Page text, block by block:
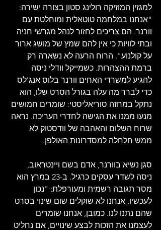
למגזין המוזיקה רולינג סטון בצורה ישירה:
"אנחנו במלחמה טוטאלית ומוחלטת עם
וורנר. הם צריכים לחזור לנהל מגרשי חניה
ובתי לוויות כי אין להם שמץ של מושג ארור
על קולנוע". הרוח הרעה לא נשארה רק
ברמת ההצהרות. כשמייקל וודלי ניסה
להגיע למשרדי האחים וורנר בלוס אנג'לס
כדי לברר מה עלה בגורל הסרט שלו, הוא
נתקל במחזה סוריאליסטי: שומרים חמושים
מנעו ממנו את הגישה לחדרי העריכה. נראה
שרוח השלום והאהבה של וודסטוק לא
ממש חלחלה למסדרונות האולפן.
סגן נשיא בוורנר, אדם בשם ויינטראוב,
ניסה לשדר עסקים כרגיל. ב-23 במרץ הוא
מסר תגובה רשמית ומעורפלת: "נכון
לעכשיו, אנחנו לא שוקלים שום שינוי בסרט
שהם נתנו לנו. כמובן, אנחנו שומרים
לעצמנו את הזכות לבצע שינויים, אם נחליט